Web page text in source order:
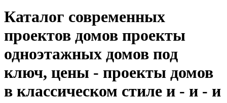
Каталог современных
проектов домов проекты
одноэтажных домов под
ключ, цены - проекты домов
в классическом стиле и - и - и